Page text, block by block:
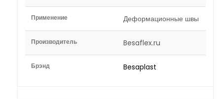
Применение Деформационные швы
Производитель Besaflex.ru
Брэнд Besaplast